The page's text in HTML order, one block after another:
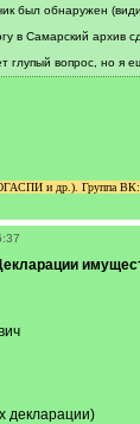
был обнаружен
в Самарский архив
глупый вопрос, но я
и др.). Группа
декларации)